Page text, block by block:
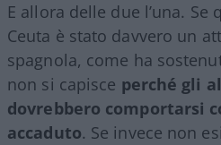
E allora delle due l’una. Se
Ceuta è stato davvero un
spagnola, come ha
non si capisce perché gli
dovrebbero comportarsi
accaduto. Se invece non